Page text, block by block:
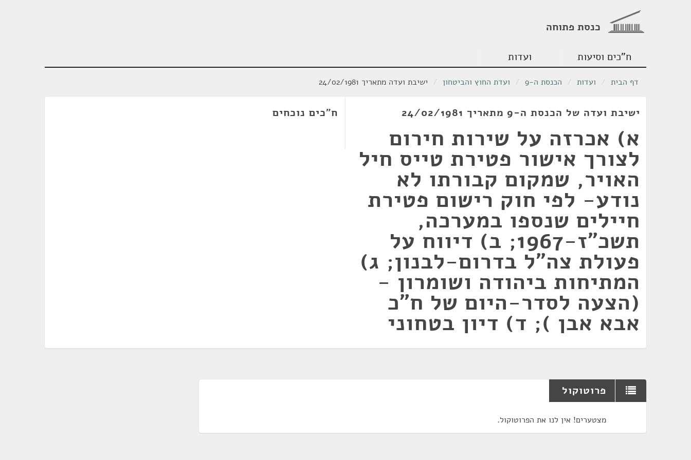
כנסת פתוחה
ח"כים וסיעות ועדות
דף הבית / ועדות / הכנסת ה-9 / ועדת החוץ והביטחון / ישיבת ועדה מתאריך 24/02/1981
ישיבת ועדה של הכנסת ה-9 מתאריך 24/02/1981
א) אכרזה על שירות חירום
לצורך אישור פטירת טייס חיל
האויר, שמקום קבורתו לא
נודע- לפי חוק רישום פטירת
חיילים שנספו במערכה,
תשכ"ז-1967; ב) דיווח על
פעולת צה"ל בדרום-לבנון; ג)
המתיחות ביהודה ושומרון -
(הצעה לסדר-היום של ח"כ
אבא אבן ); ד) דיון בטחוני
ח"כים נוכחים
פרוטוקול
מצטערים! אין לנו את הפרוטוקול.